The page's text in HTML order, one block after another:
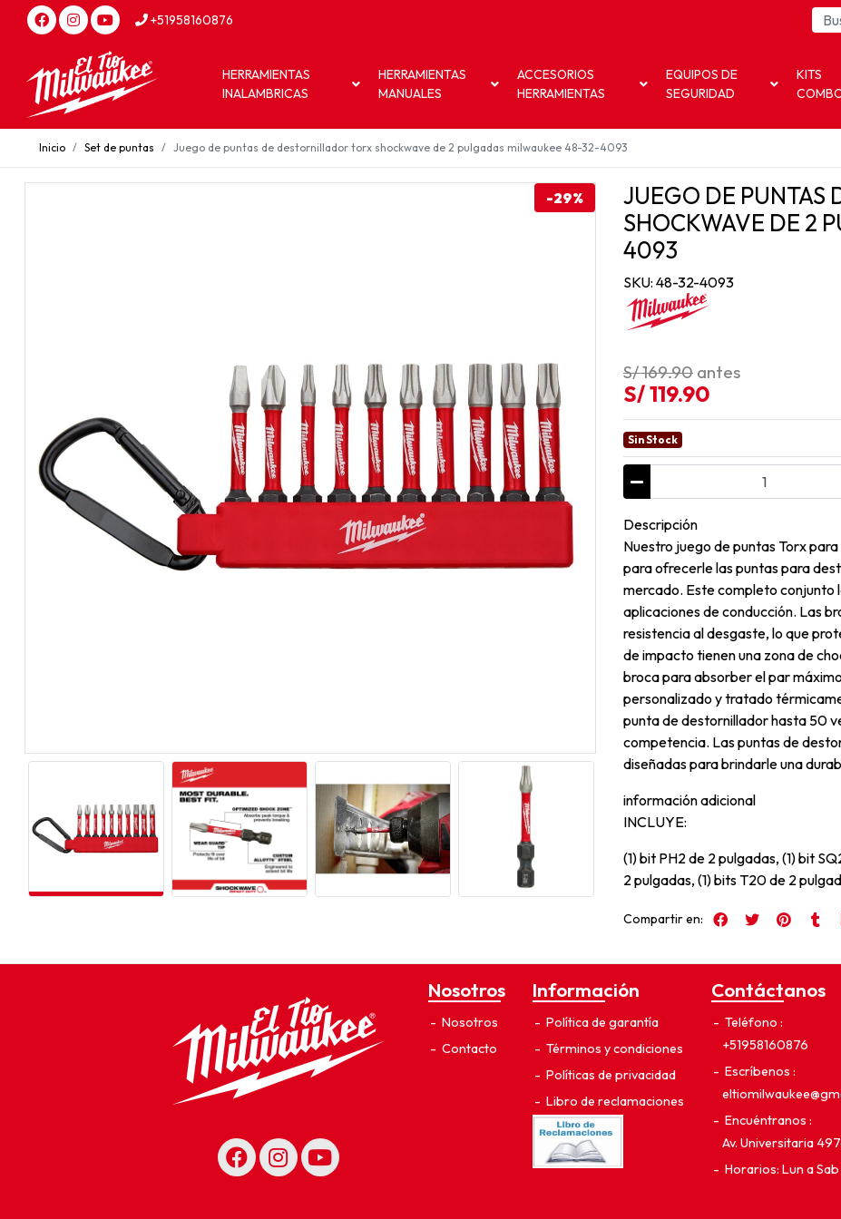
+51958160876
HERRAMIENTAS
INALAMBRICAS
HERRAMIENTAS
MANUALES
ACCESORIOS
HERRAMIENTAS
EQUIPOS DE
SEGURIDAD
KITS
Inicio Set de puntas Juego de puntas de destornillador torx shockwave de 2 pulgadas milwaukee 48-32-4093
-29%
JUEGO DE PUNTAS
SHOCKWAVE DE 2
4093
SKU: 48-32-4093
S/ 169.90 antes
S/ 119.90
Sin Stock
Descripción
Nuestro juego de puntas Torx
para ofrecerle las puntas para
mercado. Este completo conjunto
aplicaciones de conducción. Las
resistencia al desgaste, lo que
de impacto tienen una zona de
broca para absorber el par
personalizado y tratado
punta de destornillador hasta 50
competencia. Las puntas de
diseñadas para brindarle una
información adicional
INCLUYE:
(1) bit PH2 de 2 pulgadas, (1) bit
2 pulgadas, (1) bits T20 de 2
Compartir en:
Nosotros
Nosotros
Contacto
Información
Política de garantía
Términos y condiciones
Políticas de privacidad
Libro de reclamaciones
Contáctanos
Teléfono
+51958160876
Escríbenos
Encuéntranos
Av. Universitaria
Horarios: Lun a